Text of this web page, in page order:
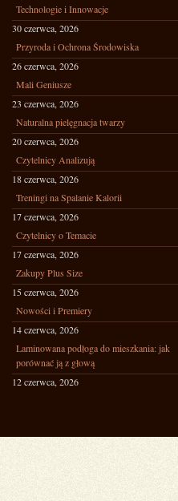
Technologie i Innowacje
30 czerwca, 2026
Przyroda i Ochrona Środowiska
26 czerwca, 2026
Mali Geniusze
23 czerwca, 2026
Naturalna pielęgnacja twarzy
20 czerwca, 2026
Czytelnicy Analizują
18 czerwca, 2026
Treningi na Spalanie Kalorii
17 czerwca, 2026
Czytelnicy o Temacie
17 czerwca, 2026
Zakupy Plus Size
15 czerwca, 2026
Nowości i Premiery
14 czerwca, 2026
Laminowana podłoga do mieszkania: jak
porównać ją z głową
12 czerwca, 2026